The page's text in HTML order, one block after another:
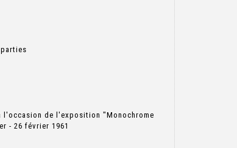
l'occasion de l'exposition "Monochrome
- 26 février 1961